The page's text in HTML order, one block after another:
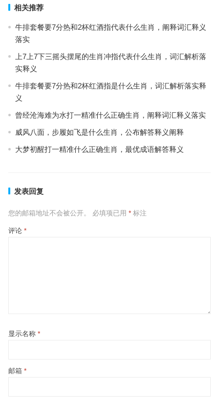
相关推荐
牛排套餐要7分热和2杯红酒指代表什么生肖，阐释词汇释义
落实
上7上7下三摇头摆尾的生肖冲指代表什么生肖，词汇解析落
实释义
牛排套餐要7分热和2杯红酒指是什么生肖，词汇解析落实释
义
曾经沧海难为水打一精准什么正确生肖，阐释词汇释义落实
威风八面，步履如飞是什么生肖，公布解答释义阐释
大梦初醒打一精准什么正确生肖，最优成语解答释义
发表回复
您的邮箱地址不会被公开。 必填项已用 *标注
评论 *
显示名称 *
邮箱 *